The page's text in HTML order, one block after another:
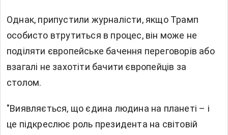
Однак, припустили журналісти, якщо Трамп
особисто втрутиться в процес, він може не
поділяти європейське бачення переговорів або
взагалі не захотіти бачити європейців за
столом.
"Виявляється, що єдина людина на планеті – і
це підкреслює роль президента на світовій